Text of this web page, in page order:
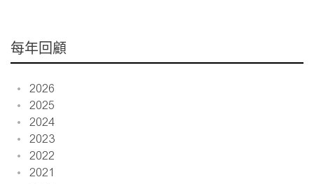
每年回顧
2026
2025
2024
2023
2022
2021